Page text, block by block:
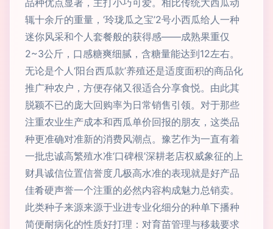
品种优点显著，主打小巧可爱。相比传统大西瓜动
辄十余斤的重量，‘玲珑瓜之宝’2号小西瓜给人一种
迷你风采和个人套餐般的获得感——成熟果重仅
2~3公斤，口感糖爽细腻，含糖量能达到12左右。
无论是个人‘阳台西瓜款’养殖还是适度面积的商品化
推广种农户，方便存储又很适合分享食悦。由此其
脱颖不已的庞大回购率为日常销售引领。对于那些
注重农业生产成本和西瓜单价回报的朋友，这类品
种更准确对准新的消费风潮点。豫艺作为一直有着
一批忠诚高繁殖水准‘口碑根’深耕老店权威象征的上
财具诚信位置信誉度几极高水准的表现就是好产品
佳肴硬声誉一个注重的必然内容构成魅力总销卖。
此类种子来源来源于业进专业化细分的种单下播种
简便耐病化的性质好打理：对育苗管理与移栽要求